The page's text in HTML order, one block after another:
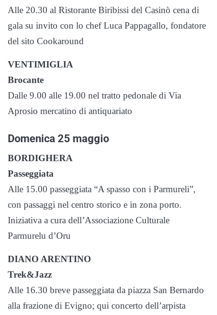
Alle 20.30 al Ristorante Biribissi del Casinò cena di
gala su invito con lo chef Luca Pappagallo, fondatore
del sito Cookaround
VENTIMIGLIA
Brocante
Dalle 9.00 alle 19.00 nel tratto pedonale di Via
Aprosio mercatino di antiquariato
Domenica 25 maggio
BORDIGHERA
Passeggiata
Alle 15.00 passeggiata “A spasso con i Parmureli”,
con passaggi nel centro storico e in zona porto.
Iniziativa a cura dell’Associazione Culturale
Parmurelu d’Oru
DIANO ARENTINO
Trek&Jazz
Alle 16.30 breve passeggiata da piazza San Bernardo
alla frazione di Evigno; qui concerto dell’arpista